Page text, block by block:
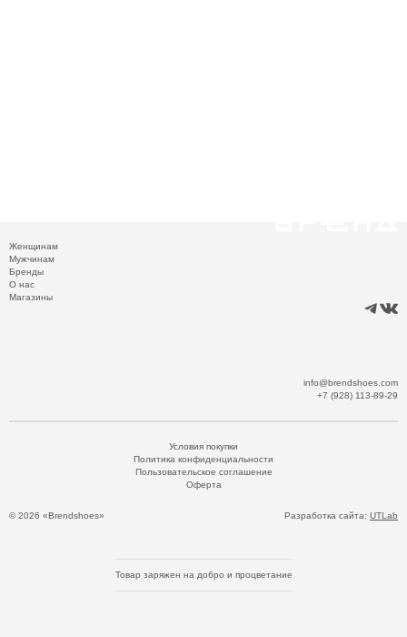
Женщинам
Мужчинам
Бренды
О нас
Магазины
info@brendshoes.com
+7 (928) 113-89-29
© 2026 «Brendshoes»
Условия покупки
Политика конфиденциальности
Пользовательское соглашение
Оферта
Разработка сайта: UTLab
Товар заряжен на добро и процветание